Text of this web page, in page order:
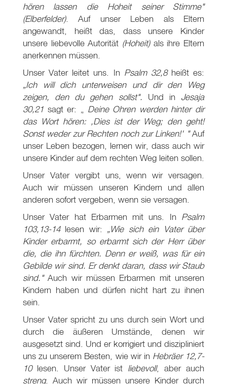
hören lassen die Hoheit seiner Stimme"
(Elberfelder). Auf unser Leben als Eltern
angewandt, heißt das, dass unsere Kinder
unsere liebevolle Autorität (Hoheit)als ihre Eltern
anerkennen müssen.
Unser Vater leitet uns. In Psalm 32,8 heißt es:
„Ich will dich unterweisen und dir den Weg
zeigen, den du gehen sollst". Und in Jesaja
30,21 sagt er: „ Deine Ohren werden hinter dir
das Wort hören: ‚Dies ist der Weg; den geht!
Sonst weder zur Rechten noch zur Linken!' "Auf
unser Leben bezogen, lernen wir, dass auch wir
unsere Kinder auf dem rechten Weg leiten sollen.
Unser Vater vergibt uns, wenn wir versagen.
Auch wir müssen unseren Kindern und allen
anderen sofort vergeben, wenn sie versagen.
Unser Vater hat Erbarmen mit uns. In Psalm
103,13-14 lesen wir: „Wie sich ein Vater über
Kinder erbarmt, so erbarmt sich der Herr über
die, die ihn fürchten. Denn er weiß, was für ein
Gebilde wir sind. Er denkt daran, dass wir Staub
sind."Auch wir müssen Erbarmen mit unseren
Kindern haben und dürfen nicht hart zu ihnen
sein.
Unser Vater spricht zu uns durch sein Wort und
durch die äußeren Umstände, denen wir
ausgesetzt sind. Und er korrigiert und diszipliniert
uns zu unserem Besten, wie wir in Hebräer 12,7-
10 lesen. Unser Vater ist liebevoll, aber auch
streng. Auch wir müssen unsere Kinder durch